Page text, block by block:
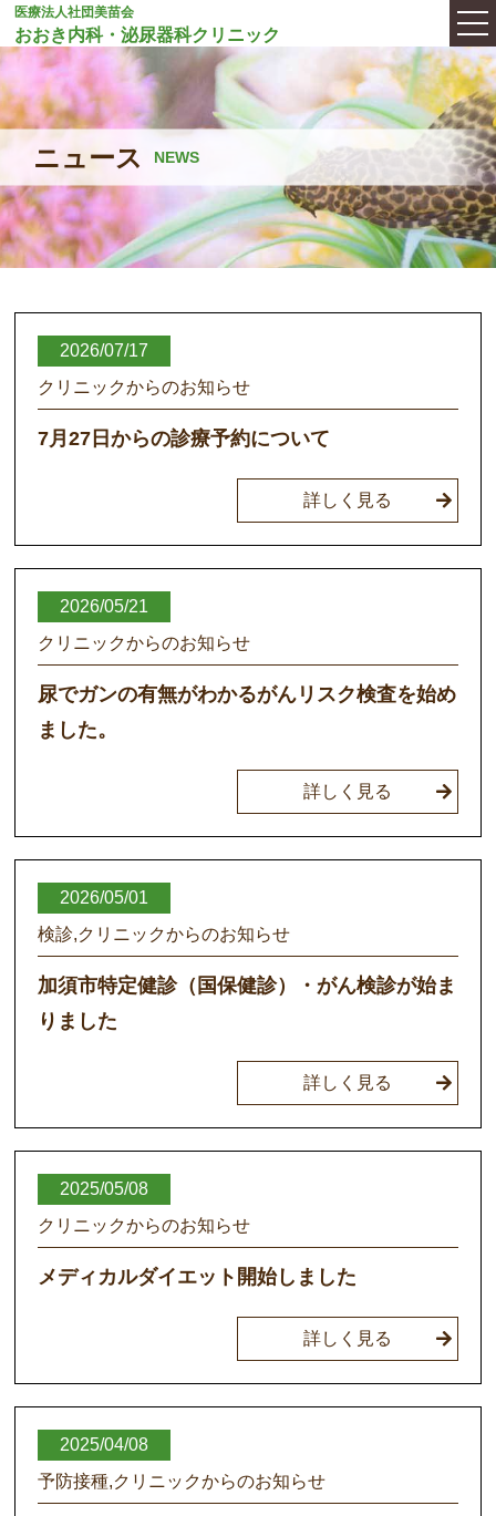
医療法人社団美苗会
おおき内科・泌尿器科クリニック
ニュース NEWS
2026/07/17
クリニックからのお知らせ
7月27日からの診療予約について
詳しく見る
2026/05/21
クリニックからのお知らせ
尿でガンの有無がわかるがんリスク検査を始め
ました。
詳しく見る
2026/05/01
検診,クリニックからのお知らせ
加須市特定健診（国保健診）・がん検診が始ま
りました
詳しく見る
2025/05/08
クリニックからのお知らせ
メディカルダイエット開始しました
詳しく見る
2025/04/08
予防接種,クリニックからのお知らせ